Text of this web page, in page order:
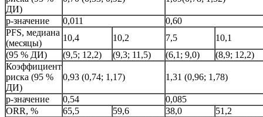
ДИ)
р-значение 0,011
0,60
PFS, медиана
(месяцы)
10,4 10,2 7,5
10,1
(95 % ДИ)
(9,5; 12,2) (9,3; 11,5) (6,1; 9,0)
(8,9; 12,2)
Коэффициент
риска (95 %
ДИ)
0,93 (0,74; 1,17) 1,31 (0,96; 1,78)
р-значение 0,54
0,085
ORR, %
65,5 59,6 38,0
51,2